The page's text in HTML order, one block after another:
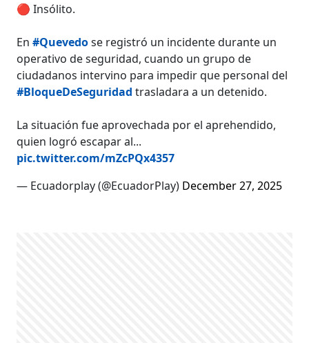
🔴 Insólito.
En#Quevedose registró un incidente durante un
operativo de seguridad, cuando un grupo de
ciudadanos intervino para impedir que personal del
#BloqueDeSeguridad trasladara a un detenido.
La situación fue aprovechada por el aprehendido,
quien logró escapar al...
pic.twitter.com/mZcPQx4357
— Ecuadorplay (@EcuadorPlay) December 27, 2025